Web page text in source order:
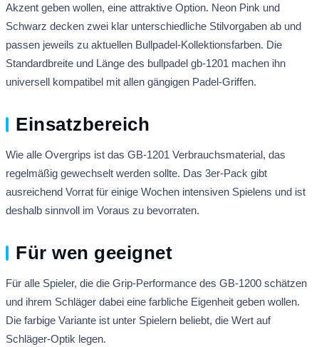
Akzent geben wollen, eine attraktive Option. Neon Pink und
Schwarz decken zwei klar unterschiedliche Stilvorgaben ab und
passen jeweils zu aktuellen Bullpadel-Kollektionsfarben. Die
Standardbreite und Länge des bullpadel gb-1201 machen ihn
universell kompatibel mit allen gängigen Padel-Griffen.
Einsatzbereich
Wie alle Overgrips ist das GB-1201 Verbrauchsmaterial, das
regelmäßig gewechselt werden sollte. Das 3er-Pack gibt
ausreichend Vorrat für einige Wochen intensiven Spielens und ist
deshalb sinnvoll im Voraus zu bevorraten.
Für wen geeignet
Für alle Spieler, die die Grip-Performance des GB-1200 schätzen
und ihrem Schläger dabei eine farbliche Eigenheit geben wollen.
Die farbige Variante ist unter Spielern beliebt, die Wert auf
Schläger-Optik legen.